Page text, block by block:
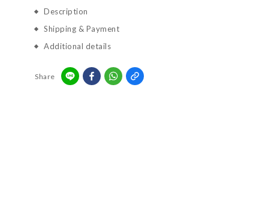
Description
Shipping & Payment
Additional details
Share